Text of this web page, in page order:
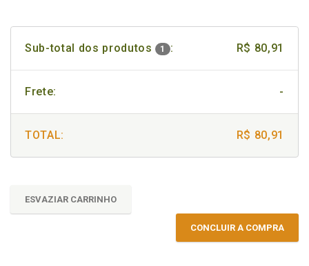
Sub-total dos produtos 1 : R$ 80,91
Frete: -
TOTAL: R$ 80,91
ESVAZIAR CARRINHO
CONCLUIR A COMPRA